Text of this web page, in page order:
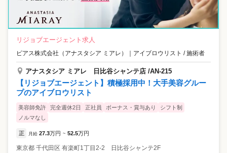
リジョブエージェント求人
ピアス株式会社（アナスタシア ミアレ） アイブロウリスト / 施術者
アナスタシア ミアレ 日比谷シャンテ店 /AN-215
【リジョブエージェント】積極採用中！大手美容グルー
プのアイブロウリスト
美容師免許 完全週休2日 正社員 ボーナス・賞与あり
シフト制
ノルマなし
正 月給 27.3万円 ~ 52.5万円
東京都 千代田区 有楽町1丁目2-2 日比谷シャンテ2F